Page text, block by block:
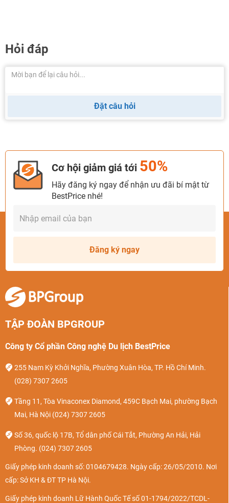
Hỏi đáp
Đặt câu hỏi
Cơ hội giảm giá tới 50%
Hãy đăng ký ngay để nhận ưu đãi bí mật từ
BestPrice nhé!
Đăng ký ngay
TẬP ĐOÀN BPGROUP
Công ty Cổ phần Công nghệ Du lịch BestPrice
255 Nam Kỳ Khởi Nghĩa, Phường Xuân Hòa, TP. Hồ Chí Minh.
(028) 7307 2605
Tầng 11, Tòa Vinaconex Diamond, 459C Bạch Mai, phường Bạch
Mai, Hà Nội (024) 7307 2605
Số 36, quốc lộ 17B, Tổ dân phố Cái Tắt, Phường An Hải, Hải
Phòng. (024) 7307 2605
Giấy phép kinh doanh số: 0104679428. Ngày cấp: 26/05/2010. Nơi
cấp: Sở KH & ĐT TP Hà Nội.
Giấy phép kinh doanh Lữ Hành Quốc Tế số 01-1794/2022/TCDL-